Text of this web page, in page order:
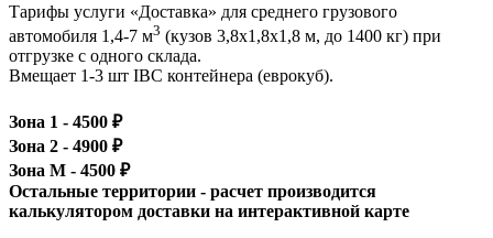
Тарифы услуги «Доставка» для среднего грузового
автомобиля 1,4-7 м3 (кузов 3,8x1,8x1,8 м, до 1400 кг) при
отгрузке с одного склада.
Вмещает 1-3 шт IBC контейнера (еврокуб).
Зона 1 - 4500 ₽
Зона 2 - 4900 ₽
Зона М - 4500 ₽
Остальные территории - расчет производится
калькулятором доставки на интерактивной карте